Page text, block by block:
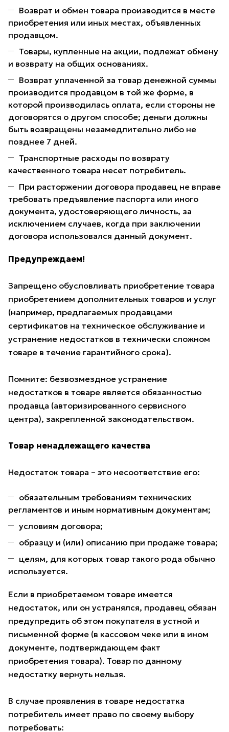
Возврат и обмен товара производится в месте
приобретения или иных местах, объявленных
продавцом.
Товары, купленные на акции, подлежат обмену
и возврату на общих основаниях.
Возврат уплаченной за товар денежной суммы
производится продавцом в той же форме, в
которой производилась оплата, если стороны не
договорятся о другом способе; деньги должны
быть возвращены незамедлительно либо не
позднее 7 дней.
Транспортные расходы по возврату
качественного товара несет потребитель.
При расторжении договора продавец не вправе
требовать предъявление паспорта или иного
документа, удостоверяющего личность, за
исключением случаев, когда при заключении
договора использовался данный документ.
Предупреждаем!
Запрещено обусловливать приобретение товара
приобретением дополнительных товаров и услуг
(например, предлагаемых продавцами
сертификатов на техническое обслуживание и
устранение недостатков в технически сложном
товаре в течение гарантийного срока).
Помните: безвозмездное устранение
недостатков в товаре является обязанностью
продавца (авторизированного сервисного
центра), закрепленной законодательством.
Товар ненадлежащего качества
Недостаток товара – это несоответствие его:
обязательным требованиям технических
регламентов и иным нормативным документам;
условиям договора;
образцу и (или) описанию при продаже товара;
целям, для которых товар такого рода обычно
используется.
Если в приобретаемом товаре имеется
недостаток, или он устранялся, продавец обязан
предупредить об этом покупателя в устной и
письменной форме (в кассовом чеке или в ином
документе, подтверждающем факт
приобретения товара). Товар по данному
недостатку вернуть нельзя.
В случае проявления в товаре недостатка
потребитель имеет право по своему выбору
потребовать: